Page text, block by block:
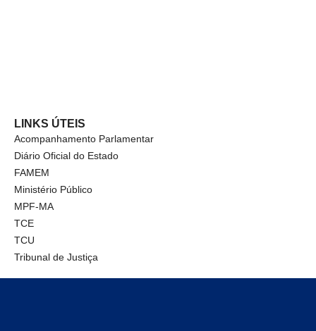
LINKS ÚTEIS
Acompanhamento Parlamentar
Diário Oficial do Estado
FAMEM
Ministério Público
MPF-MA
TCE
TCU
Tribunal de Justiça